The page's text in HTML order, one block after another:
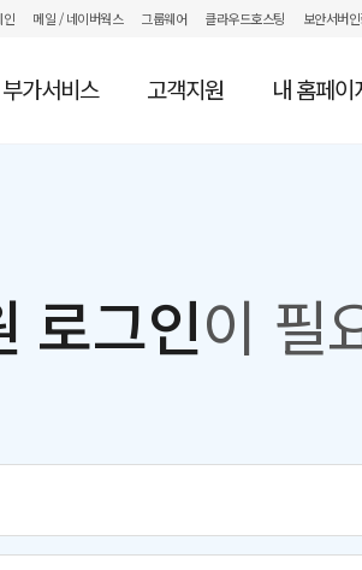
인 메일 / 네이버웍스 그룹웨어 클라우드호스팅 보안서버
부가서비스 고객지원 내 홈페이
로그인이 필